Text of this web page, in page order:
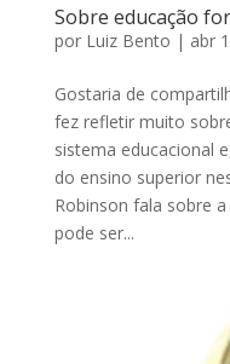
Sobre educação
por Luiz Bento | abr
Gostaria de
fez refletir muito
sistema educacional
do ensino superior
Robinson fala sobre
pode ser...